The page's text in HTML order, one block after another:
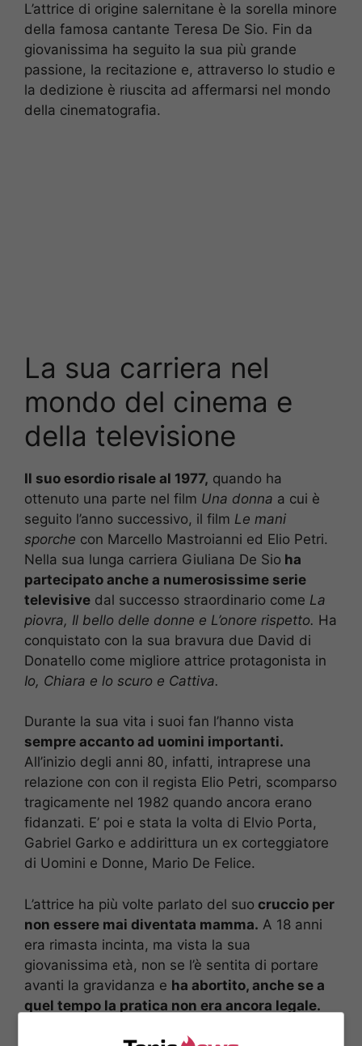
L’attrice di origine salernitane è la sorella minore
della famosa cantante Teresa De Sio. Fin da
giovanissima ha seguito la sua più grande
passione, la recitazione e, attraverso lo studio e
la dedizione è riuscita ad affermarsi nel mondo
della cinematografia.
La sua carriera nel
mondo del cinema e
della televisione
Il suo esordio risale al 1977, quando ha
ottenuto una parte nel film Una donna a cui è
seguito l’anno successivo, il film Le mani
sporche con Marcello Mastroianni ed Elio Petri.
Nella sua lunga carriera Giuliana De Sio ha
partecipato anche a numerosissime serie
televisive dal successo straordinario come La
piovra, Il bello delle donne e L’onore rispetto. Ha
conquistato con la sua bravura due David di
Donatello come migliore attrice protagonista in
Io, Chiara e lo scuro e Cattiva.
Durante la sua vita i suoi fan l’hanno vista
sempre accanto ad uomini importanti.
All’inizio degli anni 80, infatti, intraprese una
relazione con con il regista Elio Petri, scomparso
tragicamente nel 1982 quando ancora erano
fidanzati. E’ poi e stata la volta di Elvio Porta,
Gabriel Garko e addirittura un ex corteggiatore
di Uomini e Donne, Mario De Felice.
L’attrice ha più volte parlato del suo cruccio per
non essere mai diventata mamma. A 18 anni
era rimasta incinta, ma vista la sua
giovanissima età, non se l’è sentita di portare
avanti la gravidanza e ha abortito, anche se a
quel tempo la pratica non era ancora legale.